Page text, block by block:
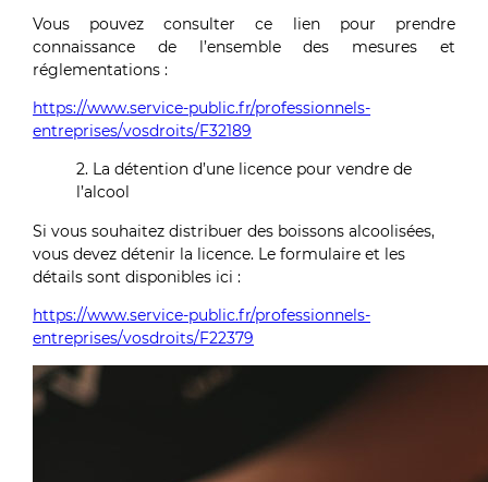
Vous pouvez consulter ce lien pour prendre
connaissance de l’ensemble des mesures et
réglementations :
https://www.service-public.fr/professionnels-
entreprises/vosdroits/F32189
2. La détention d’une licence pour vendre de
l’alcool
Si vous souhaitez distribuer des boissons alcoolisées,
vous devez détenir la licence. Le formulaire et les
détails sont disponibles ici :
https://www.service-public.fr/professionnels-
entreprises/vosdroits/F22379